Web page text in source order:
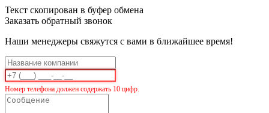
Текст скопирован в буфер обмена
Заказать обратный звонок
Наши менеджеры свяжутся с вами в ближайшее время!
Номер телефона должен содержать 10 цифр.